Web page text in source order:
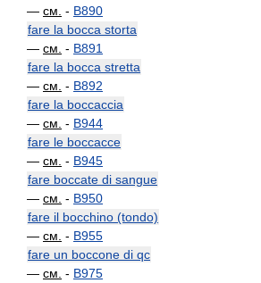
— см. - B890
fare la bocca storta
— см. - B891
fare la bocca stretta
— см. - B892
fare la boccaccia
— см. - B944
fare le boccacce
— см. - B945
fare boccate di sangue
— см. - B950
fare il bocchino (tondo)
— см. - B955
fare un boccone di qc
— см. - B975